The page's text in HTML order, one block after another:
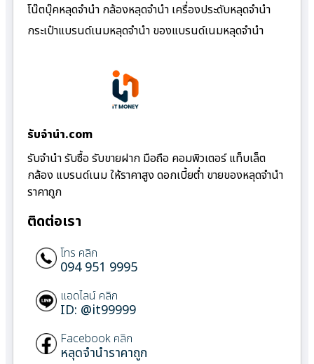
โน๊ตบุ๊คหลุดจำนำ กล้องหลุดจำนำ เครื่องประดับหลุดจำนำ
กระเป๋าแบรนด์เนมหลุดจำนำ ของแบรนด์เนมหลุดจำนำ
รับจํานํา.com
รับจำนำ รับซื้อ รับขายฝาก มือถือ คอมพิวเตอร์ แท็บเล็ต
กล้อง แบรนด์เนม ให้ราคาสูง ดอกเบี้ยต่ำ ขายของหลุดจำนำ
ราคาถูก
ติดต่อเรา
โทร คลิก
094 951 9995
แอดไลน์ คลิก
ID: @it99999
Facebook คลิก
หลุดจำนำราคาถูก